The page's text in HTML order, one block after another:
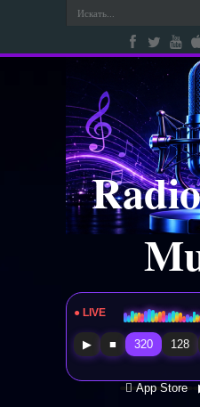
● LIVE
▶ ■ 320 128
 App Store